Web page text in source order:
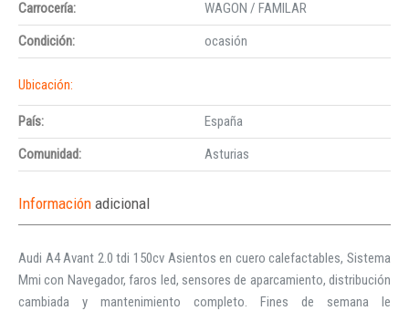
Carrocería:
WAGON / FAMILAR
Condición:
ocasión
Ubicación:
País:
España
Comunidad:
Asturias
Información adicional
Audi A4 Avant 2.0 tdi 150cv Asientos en cuero calefactables, Sistema
Mmi con Navegador, faros led, sensores de aparcamiento, distribución
cambiada y mantenimiento completo. Fines de semana le